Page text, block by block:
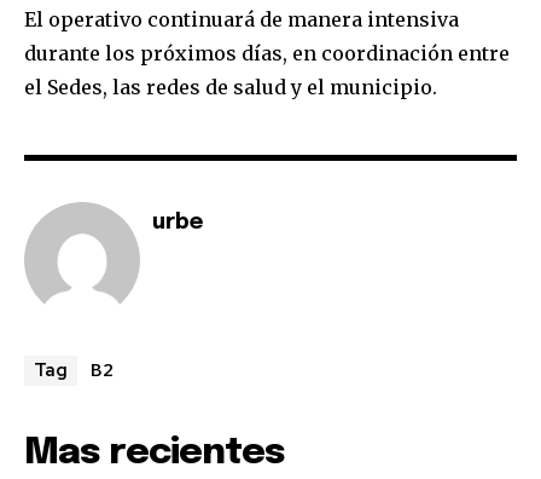
SUBSCRIBE
El operativo continuará de manera intensiva
durante los próximos días, en coordinación entre
el Sedes, las redes de salud y el municipio.
urbe
Tag B2
Mas recientes